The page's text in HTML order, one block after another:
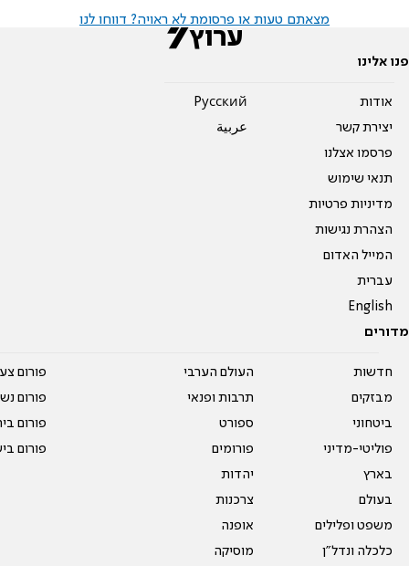
מצאתם טעות או פרסומת לא ראויה? דווחו לנו
פנו אלינו
אודות
יצירת קשר
פרסמו אצלנו
תנאי שימוש
מדיניות פרטיות
הצהרת נגישות
המייל האדום
עברית
English
Pусский
عربية
מדורים
חדשות
מבזקים
ביטחוני
פוליטי-מדיני
בארץ
בעולם
משפט ופלילים
כלכלה ונדל"ן
העולם הערבי
תרבות ופנאי
ספורט
פורומים
יהדות
צרכנות
אופנה
מוסיקה
פורום
פורום
פורום
פורום